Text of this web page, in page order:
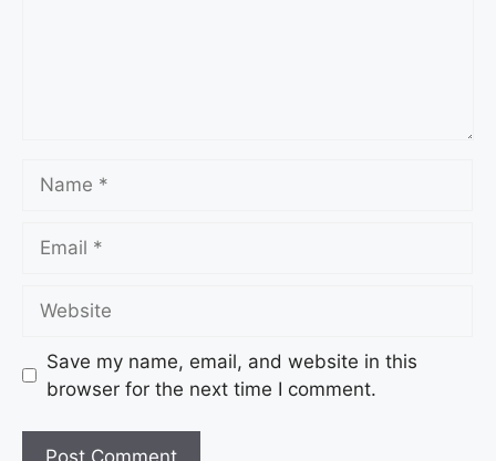
Save my name, email, and website in this
browser for the next time I comment.